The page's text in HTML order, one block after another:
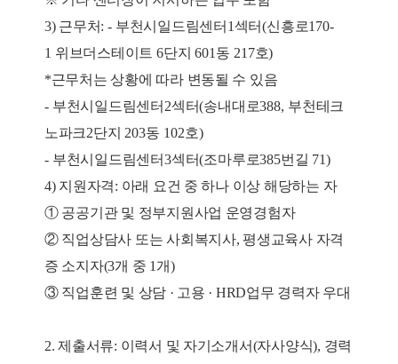
3) 근무처: - 부천시일드림센터 1섹터(신흥로170-
1 위브더스테이트 6단지601 동 217호)
*근무처는 상황에 따라 변동될 수 있음
- 부천시일드림센터 2섹터(송내대로388, 부천테크
노파크2단지 203동 102호)
- 부천시일드림센터3섹터(조마루로385번길 71)
4) 지원자격: 아래 요건 중 하나 이상 해당하는 자
① 공공기관 및 정부지원사업 운영경험자
② 직업상담사 또는 사회복지사, 평생교육사 자격
증 소지자(3개 중 1개)
③ 직업훈련 및 상담 · 고용 · HRD업무 경력자 우대
2.제출서류: 이력서 및 자기소개서(자사양식), 경력